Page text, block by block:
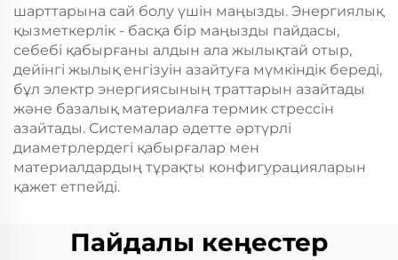
шарттарына сай болу үшін маңызды. Энергиялық
қызметкерлік - басқа бір маңызды пайдасы,
себебі қабырғаны алдын ала жылықтай отыр,
дейінгі жылық енгізуін азайтуға мүмкіндік береді,
бұл электр энергиясының траттарын азайтады
және базалық материалға термик стрессін
азайтады. Системалар әдетте әртүрлі
диаметрлердегі қабырғалар мен
материалдардың тұрақты конфигурацияларын
қажет етпейді.
Пайдалы кеңестер